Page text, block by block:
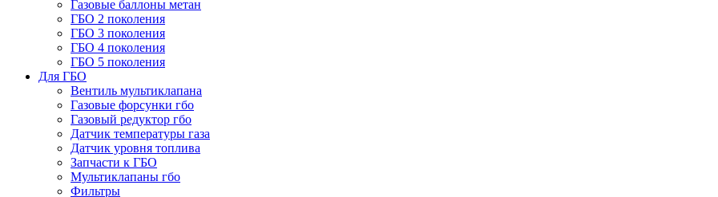
Газовые баллоны метан
ГБО 2 поколения
ГБО 3 поколения
ГБО 4 поколения
ГБО 5 поколения
Для ГБО
Вентиль мультиклапана
Газовые форсунки гбо
Газовый редуктор гбо
Датчик температуры газа
Датчик уровня топлива
Запчасти к ГБО
Мультиклапаны гбо
Фильтры